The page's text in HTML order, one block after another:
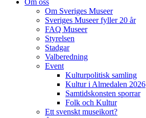
Om oss
Om Sveriges Museer
Sveriges Museer fyller 20 år
FAQ Museer
Styrelsen
Stadgar
Valberedning
Event
Kulturpolitisk samling
Kultur i Almedalen 2026
Samtidskonsten sporrar
Folk och Kultur
Ett svenskt museikort?